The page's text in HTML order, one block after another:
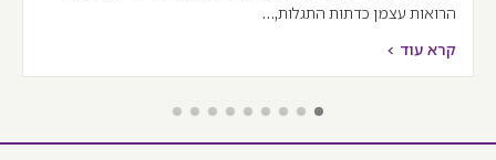
הרואות עצמן כדתות התגלות,…
קרא עוד >